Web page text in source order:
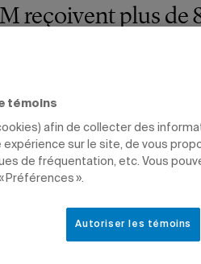
reçoivent plus de
de recherche.
témoins
afin de collecter des
sur le site, de vous
de fréquentation, etc. Vous
Préférences ».
Autoriser les témoins